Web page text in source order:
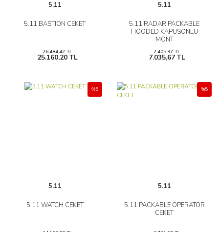
5.11
5.11 BASTION CEKET
26.484,42 TL
25.160,20 TL
5.11
5.11 RADAR PACKABLE
HOODED KAPUSONLU
MONT
7.405,97 TL
7.035,67 TL
5.11
5.11 WATCH CEKET
%5
5.11
5.11 PACKABLE OPERATOR
CEKET
%5